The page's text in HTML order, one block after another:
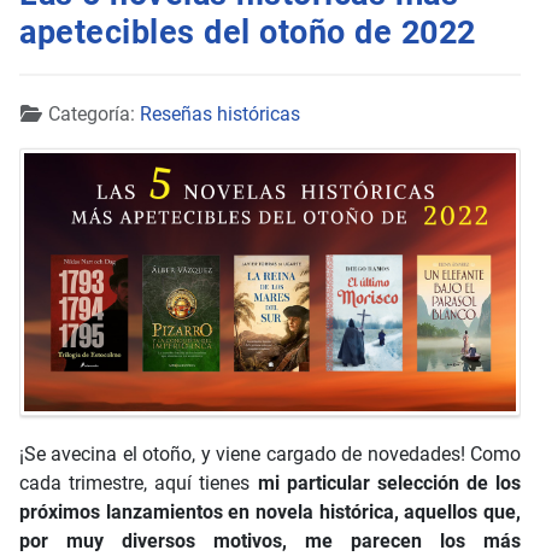
apetecibles del otoño de 2022
Detalles
Categoría: Reseñas históricas
¡Se avecina el otoño, y viene cargado de novedades! Como
cada trimestre, aquí tienes mi particular selección de los
próximos lanzamientos en novela histórica, aquellos que,
por muy diversos motivos, me parecen los más